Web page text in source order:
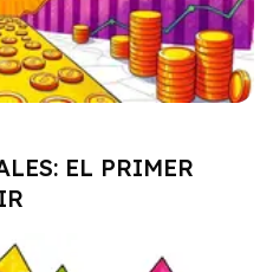
EL PRIMER